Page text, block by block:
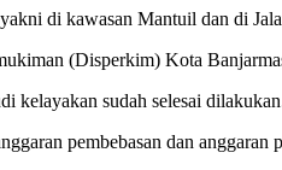
di kawasan Mantuil dan di
(Disperkim) Kota
kelayakan sudah selesai
pembebasan dan anggaran